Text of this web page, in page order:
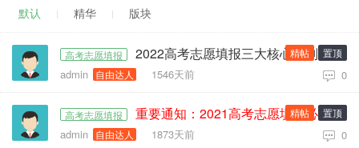
默认 精华 版块
高考志愿填报 2022高考志愿填报三大核心原则，升学参考！
admin 自由达人 1546天前 0
精帖 置顶
高考志愿填报 重要通知：2021高考志愿填报必看！
admin 自由达人 1873天前 0
精帖 置顶